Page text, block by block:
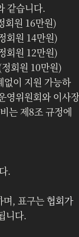
같습니다.
회원 16만원)
회원 14만원)
회원 12만원)
회원 10만원)
이 지원 가능하
영위원회와 이사장
는 제8조 규정에
.
며, 표구는 협회가
니다.